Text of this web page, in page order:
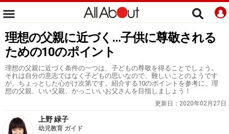
理想の父親に近づく…子供に尊敬される
ための10のポイント
理想の父親に近づく条件の一つは、子どもの尊敬を得ることでしょう。
それは自分の意志ではなく子どもの思いなので、難しいことのようです
が、ちょっとした心がけ次第です。紹介する10のポイントを参考に、理
想の父親、いい父親、かっこいいお父さんを目指しましょう！
更新日： 2020年02月27日
上野 緑子
幼児教育 ガイド